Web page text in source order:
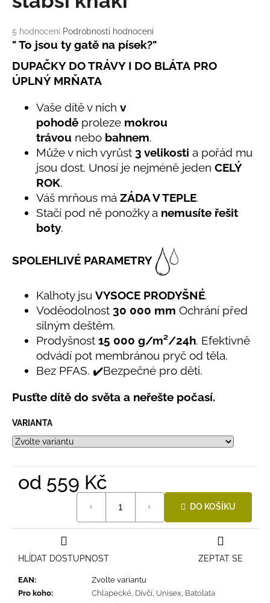
Průměrné
hodnocení
produktu
je
5,0
z
hvězdiček.
5 hodnocení Podrobnosti hodnocení
" To jsou ty gatě na písek?"
DUPAČKY DO TRÁVY I DO BLÁTA PRO
ÚPLNÝ MRŇATA
Vaše dítě v nich v
pohodě proleze mokrou
trávou nebo bahnem.
Může v nich vyrůst 3 velikosti a pořád mu
jsou dost. Unosí je nejméně jeden CELÝ
ROK.
Váš mrňous má ZÁDA V TEPLE.
Stačí pod ně ponožky a nemusíte řešit
boty.
SPOLEHLIVÉ PARAMETRY
Kalhoty jsu VYSOCE PRODYŠNÉ.
Voděodolnost 30 000 mm Ochrání před
silným deštěm.
Prodyšnost 15 000 g/m²/24h. Efektivně
odvádí pot membránou pryč od těla.
Bez PFAS. ✔️Bezpečné pro děti.
Pusťte dítě do světa a neřešte počasí.
VARIANTA
od 559 Kč
DO KOŠÍKU
EAN:
Zvolte variantu
Pro koho: Chlapecké Dívčí Unisex Batolata
ZEPTAT SE
HLÍDAT DOSTUPNOST
j
e
e
LETNÍ
RYCHLESCHNOUCÍ
KALHOTY
TYRKYSOVÉ
KORÁLKY